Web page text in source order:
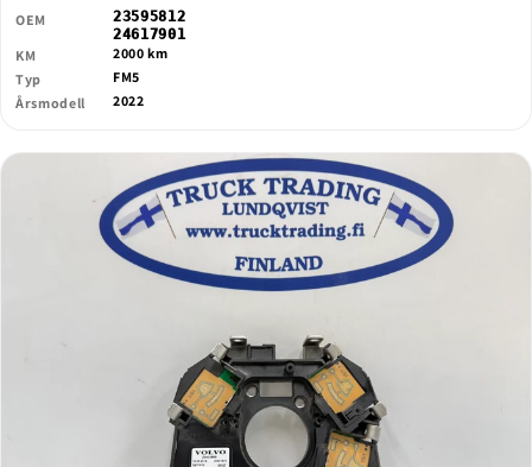
OEM
23595812
24617901
KM
2000 km
Typ
FM5
Årsmodell
2022